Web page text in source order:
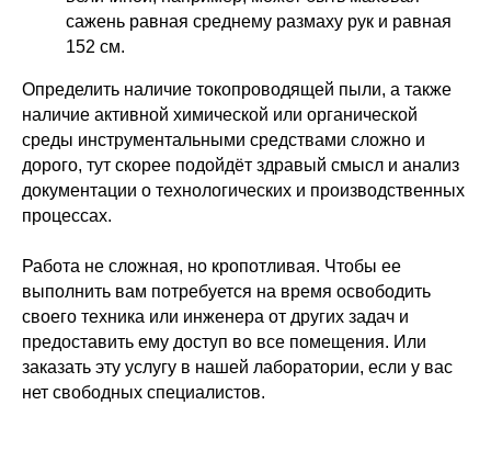
сажень равная среднему размаху рук и равная
152 см.
Определить наличие токопроводящей пыли, а также
наличие активной химической или органической
среды инструментальными средствами сложно и
дорого, тут скорее подойдёт здравый смысл и анализ
документации о технологических и производственных
процессах.
Работа не сложная, но кропотливая. Чтобы ее
выполнить вам потребуется на время освободить
своего техника или инженера от других задач и
предоставить ему доступ во все помещения. Или
заказать эту услугу в нашей лаборатории, если у вас
нет свободных специалистов.